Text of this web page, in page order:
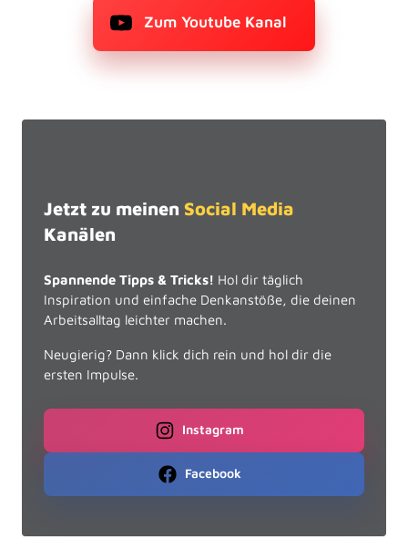
Zum Youtube Kanal
Jetzt zu meinen Social
Kanälen
Spannende Tipps & Tricks! Hol dir täglich
Inspiration und einfache Denkanstöße, die deinen
Arbeitsalltag leichter machen.
Neugierig? Dann klick dich rein und hol dir die
ersten Impulse.
Instagram
Facebook